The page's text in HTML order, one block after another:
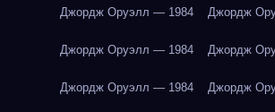
Джордж Оруэлл — 1984 Джордж
Джордж Оруэлл — 1984 Джордж
Джордж Оруэлл — 1984 Джордж